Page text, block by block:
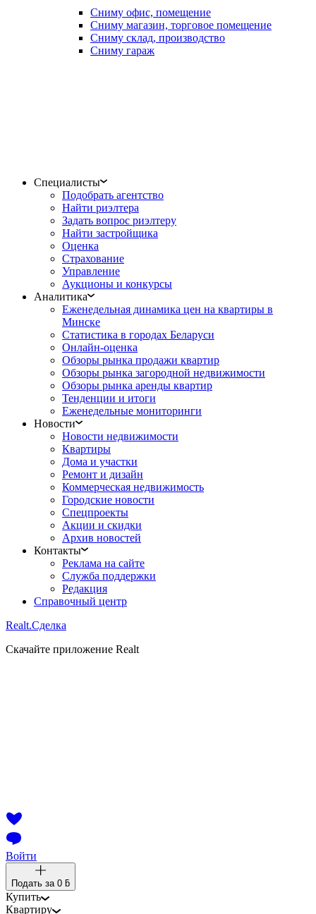
Сниму офис, помещение
Сниму магазин, торговое помещение
Сниму склад, производство
Сниму гараж
Специалисты
Подобрать агентство
Найти риэлтера
Задать вопрос риэлтеру
Найти застройщика
Оценка
Страхование
Управление
Аукционы и конкурсы
Аналитика
Еженедельная динамика цен на квартиры в
Минске
Статистика в городах Беларуси
Онлайн-оценка
Обзоры рынка продажи квартир
Обзоры рынка загородной недвижимости
Обзоры рынка аренды квартир
Тенденции и итоги
Еженедельные мониторинги
Новости
Новости недвижимости
Квартиры
Дома и участки
Ремонт и дизайн
Коммерческая недвижимость
Городские новости
Спецпроекты
Акции и скидки
Архив новостей
Контакты
Реклама на сайте
Служба поддержки
Редакция
Справочный центр
Realt.Сделка
Скачайте приложение Realt
Войти
Подать за 0 ƃ
Купить
Квартиру